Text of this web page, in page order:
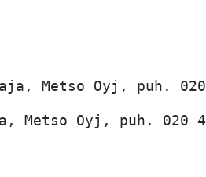
Metso Oyj, puh. 020
Metso Oyj, puh. 020